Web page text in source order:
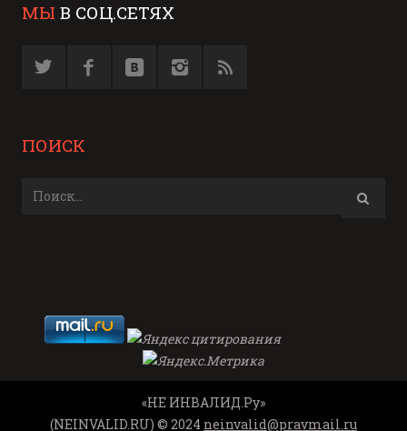
МЫ В СОЦ.СЕТЯХ
ПОИСК
«НЕ ИНВАЛИД.Ру»
(NEINVALID.RU) © 2024 neinvalid@pravmail.ru